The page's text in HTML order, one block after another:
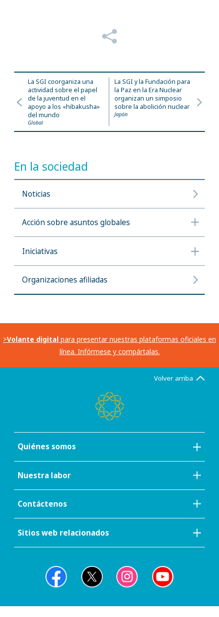
La SGI coorganiza una
actividad sobre el papel
de la juventud en el
apoyo a los «hibakusha»
del mundo
Global
La SGI y la Fundación para
la Paz en la Era Nuclear
organizan un simposio
sobre la abolición nuclear
Japón
En la sociedad
Noticias
Acción sobre asuntos globales
Iniciativas
Organizaciones afiliadas
>Volante digital para presentar nuestras plataformas oficiales en
línea. Infórmese y compártalas.
Volver arriba
Quiénes somos
Nuestra labor
Contáctenos
Sitios web relacionados